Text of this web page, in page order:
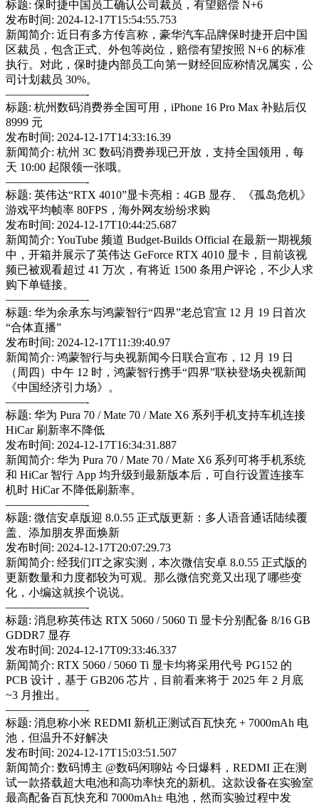
标题: 保时捷中国员工确认公司裁员，有望赔偿 N+6
发布时间: 2024-12-17T15:54:55.753
新闻简介: 近日有多方传言称，豪华汽车品牌保时捷开启中国
区裁员，包含正式、外包等岗位，赔偿有望按照 N+6 的标准
执行。对此，保时捷内部员工向第一财经回应称情况属实，公
司计划裁员 30%。
———————-
标题: 杭州数码消费券全国可用，iPhone 16 Pro Max 补贴后仅
8999 元
发布时间: 2024-12-17T14:33:16.39
新闻简介: 杭州 3C 数码消费券现已开放，支持全国领用，每
天 10:00 起限领一张哦。
———————-
标题: 英伟达“RTX 4010”显卡亮相：4GB 显存、《孤岛危机》
游戏平均帧率 80FPS，海外网友纷纷求购
发布时间: 2024-12-17T10:44:25.687
新闻简介: YouTube 频道 Budget-Builds Official 在最新一期视频
中，开箱并展示了英伟达 GeForce RTX 4010 显卡，目前该视
频已被观看超过 41 万次，有将近 1500 条用户评论，不少人求
购下单链接。
———————-
标题: 华为余承东与鸿蒙智行“四界”老总官宣 12 月 19 日首次
“合体直播”
发布时间: 2024-12-17T11:39:40.97
新闻简介: 鸿蒙智行与央视新闻今日联合宣布，12 月 19 日
（周四）中午 12 时，鸿蒙智行携手“四界”联袂登场央视新闻
《中国经济引力场》。
———————-
标题: 华为 Pura 70 / Mate 70 / Mate X6 系列手机支持车机连接
HiCar 刷新率不降低
发布时间: 2024-12-17T16:34:31.887
新闻简介: 华为 Pura 70 / Mate 70 / Mate X6 系列可将手机系统
和 HiCar 智行 App 均升级到最新版本后，可自行设置连接车
机时 HiCar 不降低刷新率。
———————-
标题: 微信安卓版迎 8.0.55 正式版更新：多人语音通话陆续覆
盖、添加朋友界面焕新
发布时间: 2024-12-17T20:07:29.73
新闻简介: 经我们IT之家实测，本次微信安卓 8.0.55 正式版的
更新数量和力度都较为可观。那么微信究竟又出现了哪些变
化，小编这就挨个说说。
———————-
标题: 消息称英伟达 RTX 5060 / 5060 Ti 显卡分别配备 8/16 GB
GDDR7 显存
发布时间: 2024-12-17T09:33:46.337
新闻简介: RTX 5060 / 5060 Ti 显卡均将采用代号 PG152 的
PCB 设计，基于 GB206 芯片，目前看来将于 2025 年 2 月底
~3 月推出。
———————-
标题: 消息称小米 REDMI 新机正测试百瓦快充 + 7000mAh 电
池，但温升不好解决
发布时间: 2024-12-17T15:03:51.507
新闻简介: 数码博主 @数码闲聊站 今日爆料，REDMI 正在测
试一款搭载超大电池和高功率快充的新机。这款设备在实验室
最高配备百瓦快充和 7000mAh± 电池，然而实验过程中发